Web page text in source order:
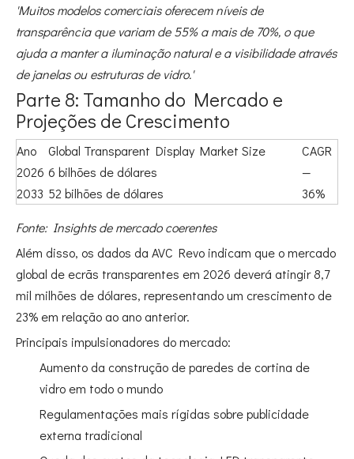
'Muitos modelos comerciais oferecem níveis de
transparência que variam de 55% a mais de 70%, o que
ajuda a manter a iluminação natural e a visibilidade através
de janelas ou estruturas de vidro.'
Parte 8: Tamanho do Mercado e
Projeções de Crescimento
Ano Global Transparent Display Market Size
CAGR
2026 6 bilhões de dólares
—
2033 52 bilhões de dólares 36%
Fonte: Insights de mercado coerentes
Além disso, os dados da AVC Revo indicam que o mercado
global de ecrãs transparentes em 2026 deverá atingir 8,7
mil milhões de dólares, representando um crescimento de
23% em relação ao ano anterior.
Principais impulsionadores do mercado:
Aumento da construção de paredes de cortina de
vidro em todo o mundo
Regulamentações mais rígidas sobre publicidade
externa tradicional